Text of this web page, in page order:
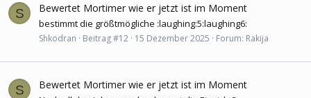
S Bewertet Mortimer wie er jetzt ist im Moment
bestimmt die größtmögliche :laughing:5:laughing6:
Shkodran Beitrag #12 15 Dezember 2025 Forum: Rakija
S Bewertet Mortimer wie er jetzt ist im Moment